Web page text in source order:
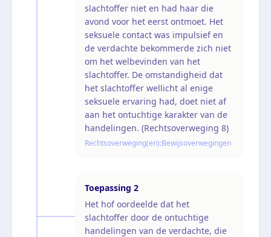
slachtoffer niet en had haar die
avond voor het eerst ontmoet. Het
seksuele contact was impulsief en
de verdachte bekommerde zich niet
om het welbevinden van het
slachtoffer. De omstandigheid dat
het slachtoffer wellicht al enige
seksuele ervaring had, doet niet af
aan het ontuchtige karakter van de
handelingen. (Rechtsoverweging 8)
Rechtsoverweging(en):Bewijsoverwegingen
Toepassing 2
Het hof oordeelde dat het
slachtoffer door de ontuchtige
handelingen van de verdachte, die